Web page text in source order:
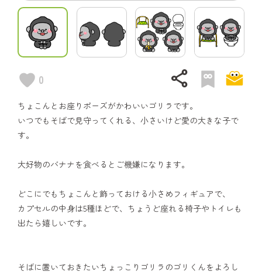
0 share
ちょこんとお座りポーズがかわいいゴリラです。
いつでもそばで見守ってくれる、小さいけど愛の大きな子で
す。
大好物のバナナを食べるとご機嫌になります。
どこにでもちょこんと飾っておける小さめフィギュアで、
カプセルの中身は5種ほどで、ちょうど座れる椅子やトイレも
出たら嬉しいです。
そばに置いておきたいちょっこりゴリラのゴリくんをよろし